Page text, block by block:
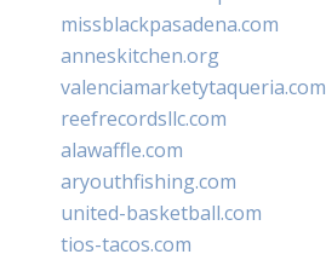
missblackpasadena.com
anneskitchen.org
valenciamarketytaqueria.com
reefrecordsllc.com
alawaffle.com
aryouthfishing.com
united-basketball.com
tios-tacos.com